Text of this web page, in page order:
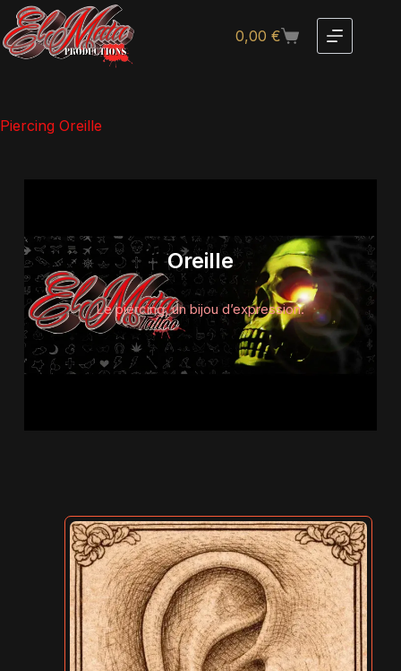
0,00€
Piercing Oreille
Oreille
Le piercing, un bijou d’expression.